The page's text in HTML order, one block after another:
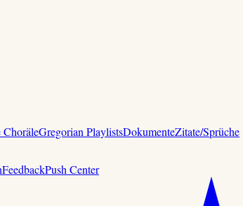
ChoräleGregorian PlaylistsDokumenteZitate/Sprüche
FeedbackPush Center